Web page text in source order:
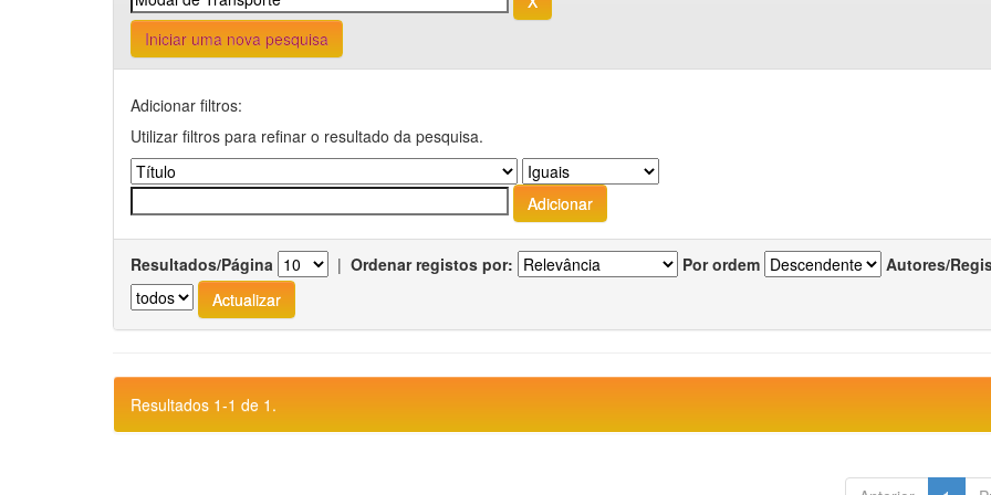
Iniciar uma nova pesquisa
Adicionar filtros:
Utilizar filtros para refinar o resultado da pesquisa.
Resultados/Página | Ordenar registos por: Por ordem Autores/
Resultados 1-1 de 1.